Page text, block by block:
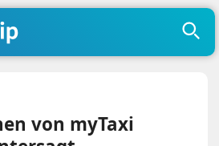
von myTaxi